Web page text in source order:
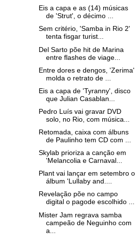
Eis a capa e as (14) músicas
de 'Strut', o décimo ...
Sem critério, 'Samba in Rio 2'
tenta fisgar turist...
Del Sarto põe hit de Marina
entre flashes de viage...
Entre dores e dengos, 'Zerima'
molda o retrato de ...
Eis a capa de 'Tyranny', disco
que Julian Casablan...
Pedro Luís vai gravar DVD
solo, no Rio, com música...
Retomada, caixa com álbuns
de Paulinho tem CD com ...
Skylab prioriza a canção em
'Melancolia e Carnaval...
Plant vai lançar em setembro o
álbum 'Lullaby and....
Revelação põe no campo
digital o pagode escolhido ...
Mister Jam regrava samba
campeão de Neguinho com
a...